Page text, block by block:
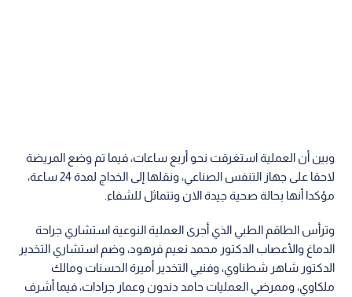
وبين أن العملية استغرقت نحو أربع ساعات، فيما تم وضع المريضة
لاحقا على جهاز التنفس الصناعي، ونقلها إلى الخداج لمدة 24 ساعة،
مؤكدا أنها بحالة صحية جيدة الان وتتماثل للشفاء.
وترأس الطاقم الطبي الذي أجرى العملية النوعية استشاري جراحة
الدماغ والأعصاب الدكتور محمد نعيم فرهود، وضم استشاري التخدير
الدكتور شاهر شطناوي، وفنيي التخدير أميرة الحسنات ومالك
ملكاوي، وممرضي العمليات حامد دندون وعمار جرادات، فيما أشرف